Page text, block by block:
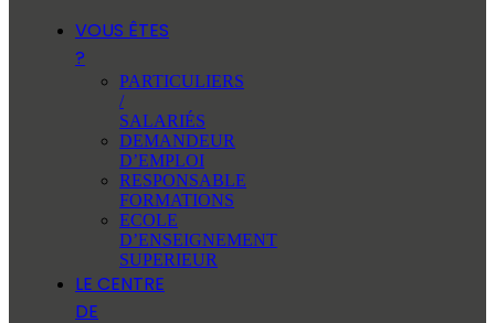
VOUS ÊTES
?
PARTICULIERS
/
SALARIÉS
DEMANDEUR
D’EMPLOI
RESPONSABLE
FORMATIONS
ECOLE
D’ENSEIGNEMENT
SUPERIEUR
LE CENTRE
DE